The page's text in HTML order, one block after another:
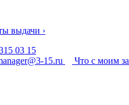
выдачи ›
03 15
15.ru
Что с моим